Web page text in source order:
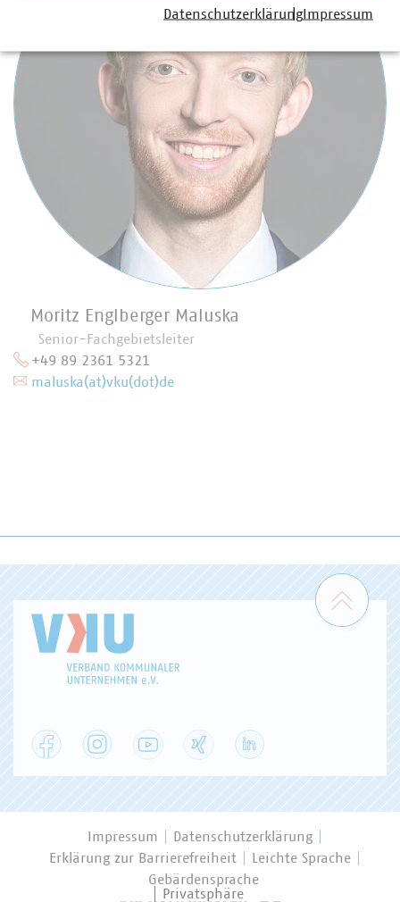
Moritz Englberger Maluska
Senior-Fachgebietsleiter
+49 89 2361 5321
maluska(at)vku(dot)de
Zum
Facebook Instagram YouTube
Impressum
Datenschutzerklärung
Erklärung zur Barrierefreiheit
Leichte Sprache
Gebärdensprache
Privatsphäre
DatenschutzerklärungImpressum